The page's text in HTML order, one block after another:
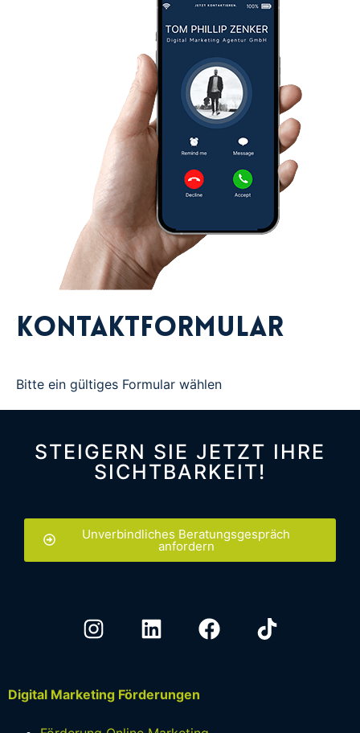
Kontaktformular
Bitte ein gültiges Formular wählen
STEIGERN SIE JETZT IHRE
SICHTBARKEIT!
Unverbindliches Beratungsgespräch
anfordern
Digital Marketing Förderungen